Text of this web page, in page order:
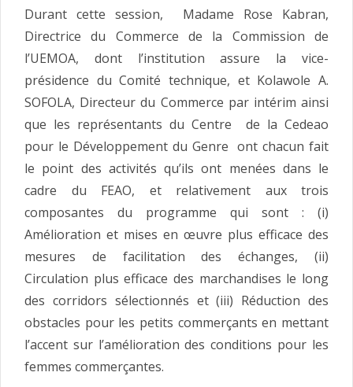
Durant cette session, Madame Rose Kabran,
Directrice du Commerce de la Commission de
l’UEMOA, dont l’institution assure la vice-
présidence du Comité technique, et Kolawole A.
SOFOLA, Directeur du Commerce par intérim ainsi
que les représentants du Centre de la Cedeao
pour le Développement du Genre ont chacun fait
le point des activités qu’ils ont menées dans le
cadre du FEAO, et relativement aux trois
composantes du programme qui sont : (i)
Amélioration et mises en œuvre plus efficace des
mesures de facilitation des échanges, (ii)
Circulation plus efficace des marchandises le long
des corridors sélectionnés et (iii) Réduction des
obstacles pour les petits commerçants en mettant
l’accent sur l’amélioration des conditions pour les
femmes commerçantes.